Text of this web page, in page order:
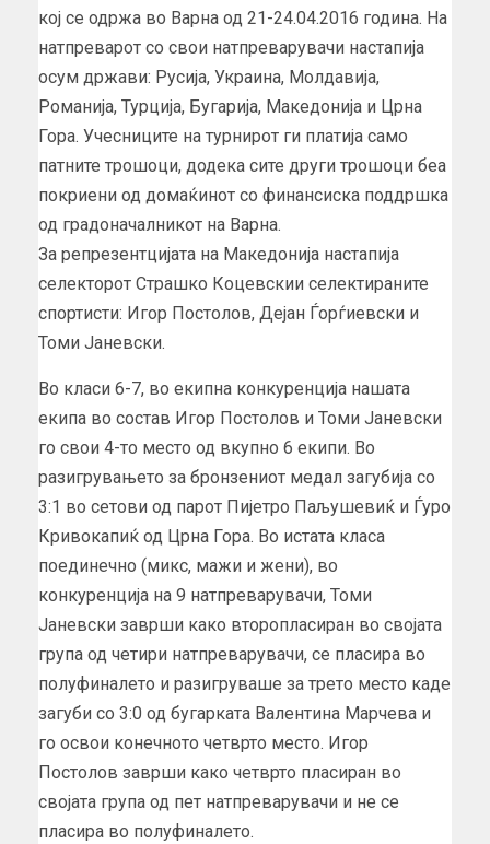
кој се одржа во Варна од 21-24.04.2016 година. На
натпреварот со свои натпреварувачи настапија
осум држави: Русија, Украина, Молдавија,
Романија, Турција, Бугарија, Македонија и Црна
Гора. Учесниците на турнирот ги платија само
патните трошоци, додека сите други трошоци беа
покриени од домаќинот со финансиска поддршка
од градоначалникот на Варна.
За репрезентцијата на Македонија настапија
селекторот Страшко Коцевскии селектираните
спортисти: Игор Постолов, Дејан Ѓорѓиевски и
Томи Јаневски.
Во класи 6-7, во екипна конкуренција нашата
екипа во состав Игор Постолов и Томи Јаневски
го свои 4-то место од вкупно 6 екипи. Во
разигрувањето за бронзениот медал загубија со
3:1 во сетови од парот Пијетро Паљушевиќ и Ѓуро
Кривокапиќ од Црна Гора. Во истата класа
поединечно (микс, мажи и жени), во
конкуренција на 9 натпреварувачи, Томи
Јаневски заврши како второпласиран во својата
група од четири натпреварувачи, се пласира во
полуфиналето и разигруваше за трето место каде
загуби со 3:0 од бугарката Валентина Марчева и
го освои конечното четврто место. Игор
Постолов заврши како четврто пласиран во
својата група од пет натпреварувачи и не се
пласира во полуфиналето.